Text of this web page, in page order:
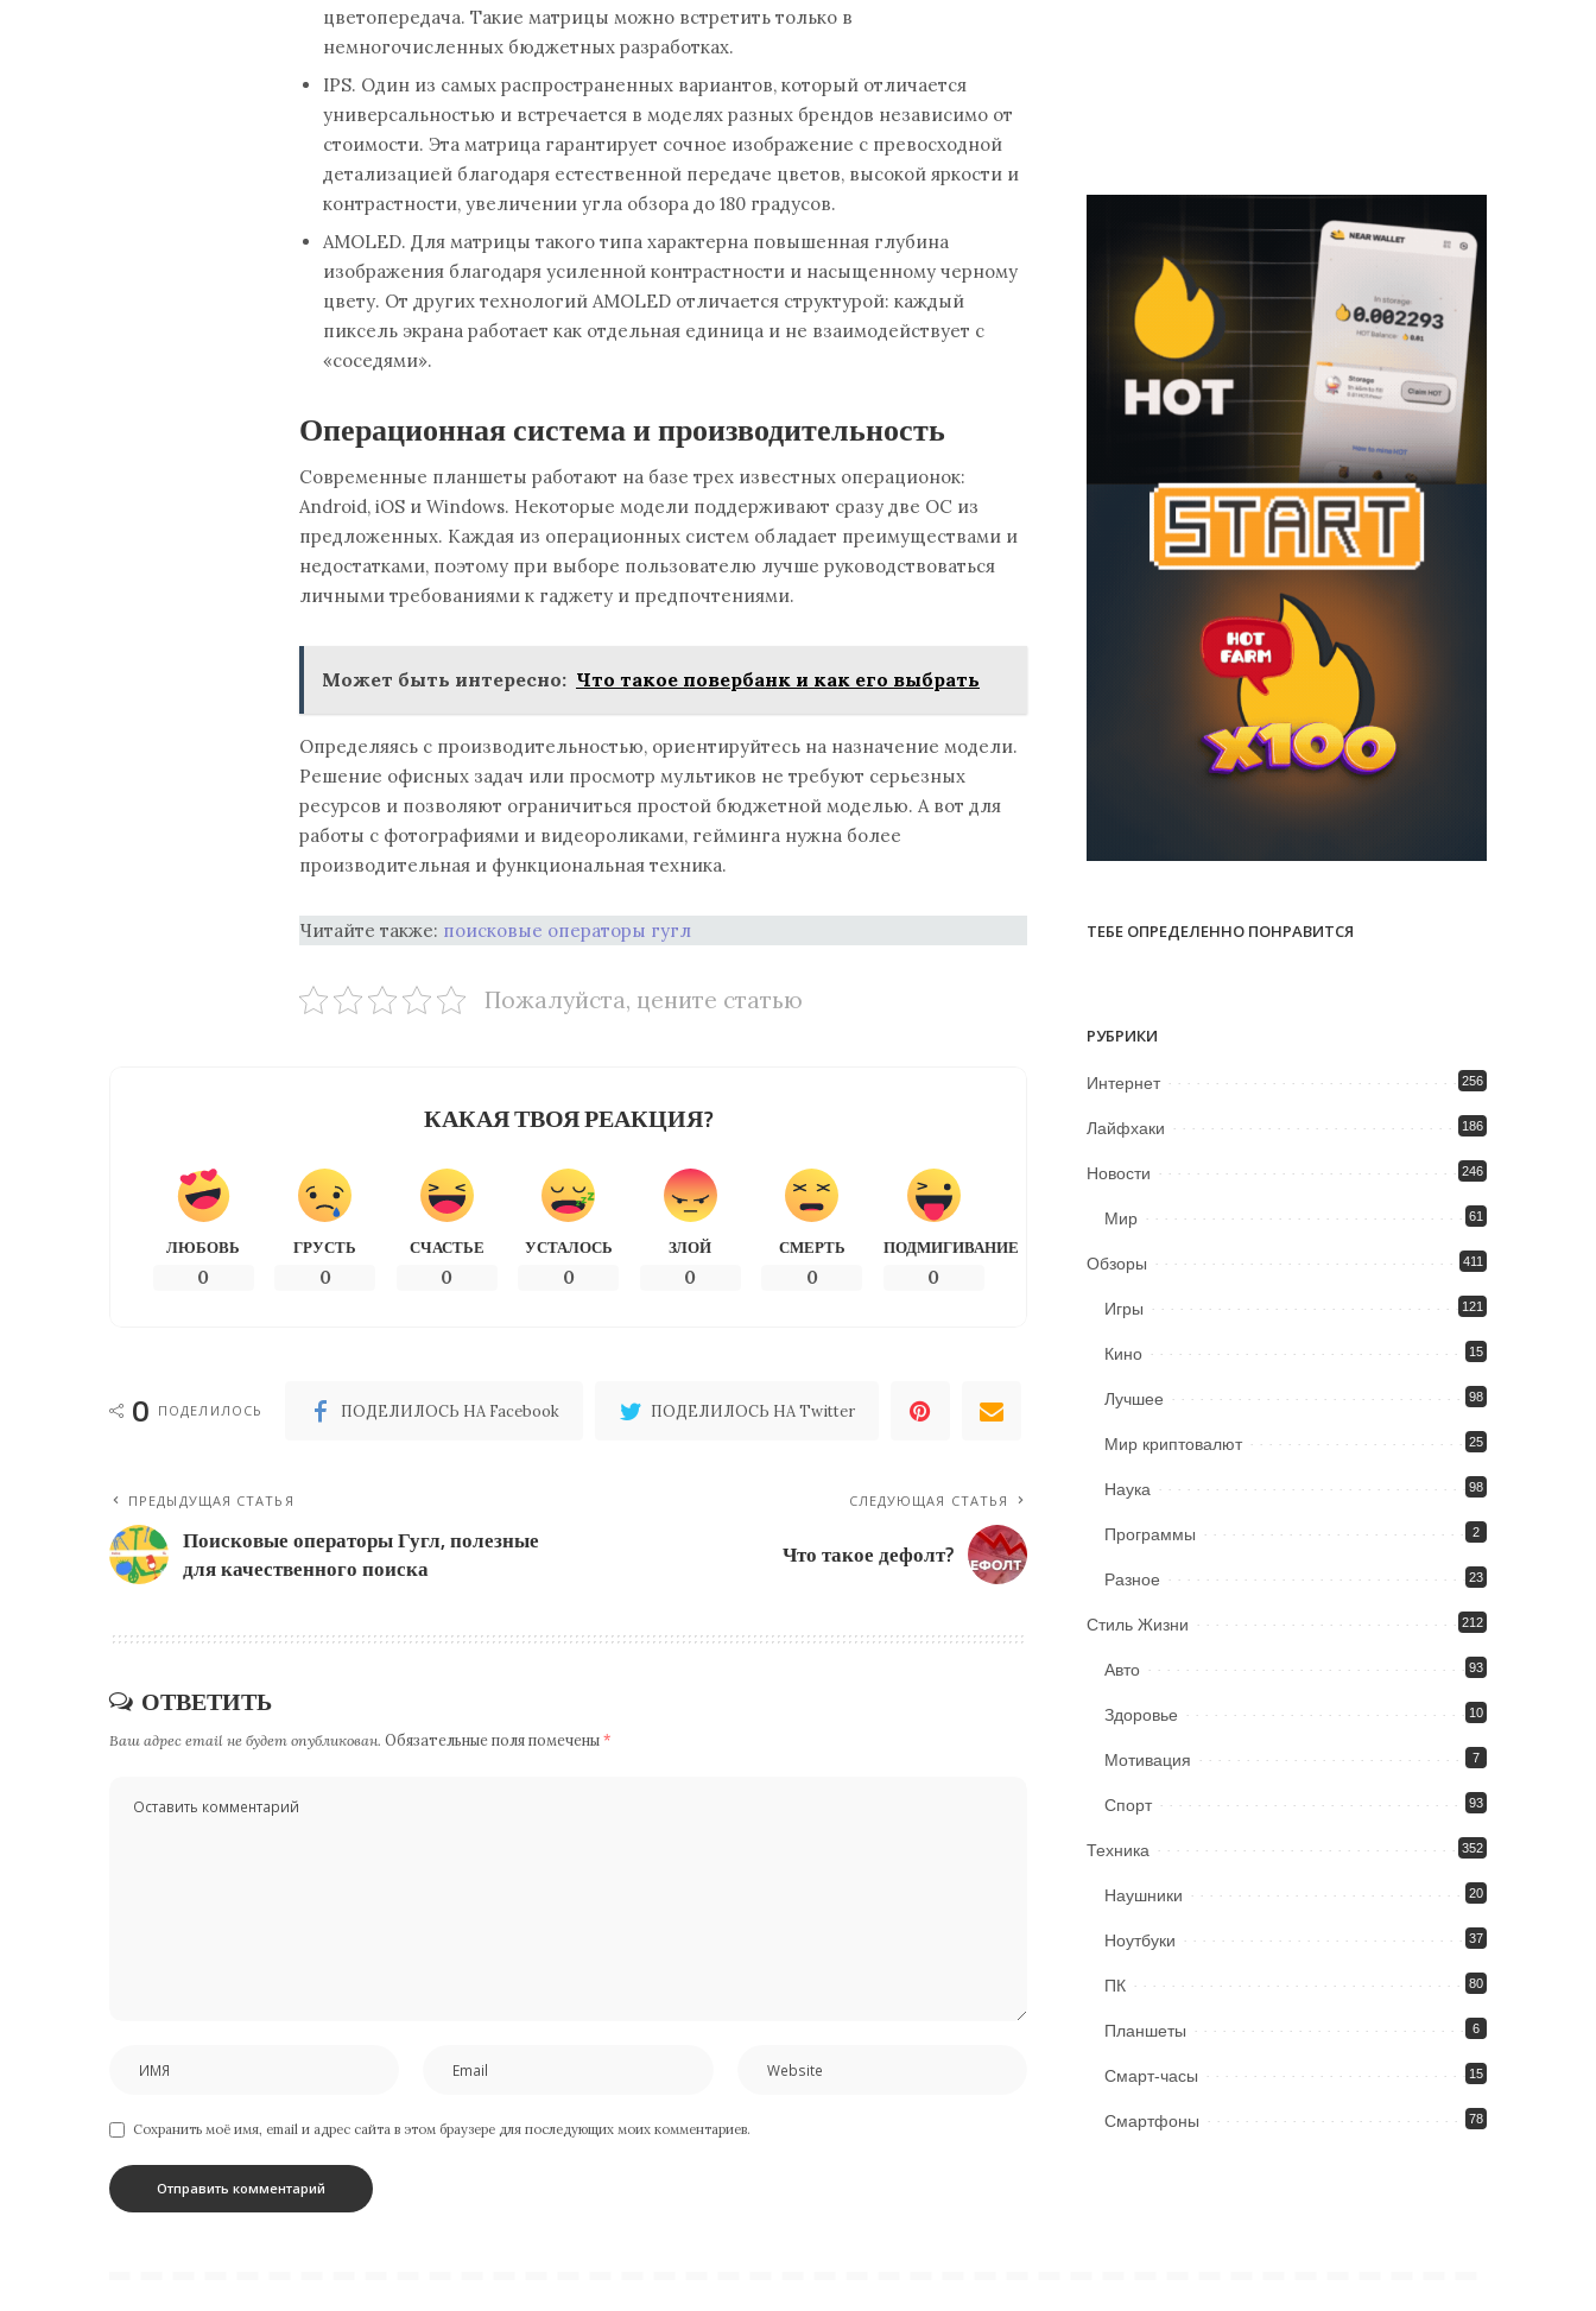
цветопередача. Такие матрицы можно встретить только в
немногочисленных бюджетных разработках.
IPS. Один из самых распространенных вариантов, который отличается
универсальностью и встречается в моделях разных брендов независимо от
стоимости. Эта матрица гарантирует сочное изображение с превосходной
детализацией благодаря естественной передаче цветов, высокой яркости и
контрастности, увеличении угла обзора до 180 градусов.
AMOLED. Для матрицы такого типа характерна повышенная глубина
изображения благодаря усиленной контрастности и насыщенному черному
цвету. От других технологий AMOLED отличается структурой: каждый
пиксель экрана работает как отдельная единица и не взаимодействует с
«соседями».
Операционная система и производительность
Современные планшеты работают на базе трех известных операционок:
Android, iOS и Windows. Некоторые модели поддерживают сразу две ОС из
предложенных. Каждая из операционных систем обладает преимуществами и
недостатками, поэтому при выборе пользователю лучше руководствоваться
личными требованиями к гаджету и предпочтениями.
Может быть интересно: Что такое повербанк и как его выбрать
Определяясь с производительностью, ориентируйтесь на назначение модели.
Решение офисных задач или просмотр мультиков не требуют серьезных
ресурсов и позволяют ограничиться простой бюджетной моделью. А вот для
работы с фотографиями и видеороликами, гейминга нужна более
производительная и функциональная техника.
Читайте также: поисковые операторы гугл
Пожалуйста, цените статью
КАКАЯ ТВОЯ РЕАКЦИЯ?
ЛЮБОВЬ
0
ГРУСТЬ
0
СЧАСТЬЕ
0
УСТАЛОСЬ
0
ЗЛОЙ
0
СМЕРТЬ
0
ПОДМИГИВАНИЕ
0
0 ПОДЕЛИЛОСЬ ПОДЕЛИЛОСЬ НА Facebook ПОДЕЛИЛОСЬ НА Twitter
ПРЕДЫДУЩАЯ СТАТЬЯ
Поисковые операторы Гугл, полезные
для качественного поиска
СЛЕДУЮЩАЯ СТАТЬЯ
Что такое дефолт?
ОТВЕТИТЬ
Ваш адрес email не будет опубликован. Обязательные поля помечены *
Сохранить моё имя, email и адрес сайта в этом браузере для последующих моих комментариев.
ТЕБЕ ОПРЕДЕЛЕННО ПОНРАВИТСЯ
РУБРИКИ
Интернет 256
Лайфхаки 186
Новости 246
Мир 61
Обзоры 411
Игры 121
Кино 15
Лучшее 98
Мир криптовалют 25
Наука 98
Программы 2
Разное 23
Стиль Жизни 212
Авто 93
Здоровье 10
Мотивация 7
Спорт 93
Техника 352
Наушники 20
Ноутбуки 37
ПК 80
Планшеты 6
Смарт-часы 15
Смартфоны 78